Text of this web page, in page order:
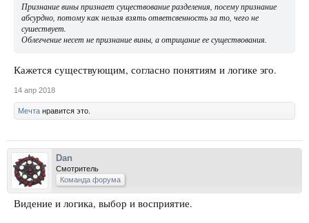
Признание вины признает существование разделения, посему признание
абсурдно, потому как нельзя взять ответсвенность за то, чего не
сушествует.
Облегчение несет не признание вины, а отрицание ее существования.
Кажется существующим, согласно понятиям и логике эго.
14 апр 2018
Мечта нравится это.
Dan
Смотритель
Команда форума
Видение и логика, выбор и восприятие.